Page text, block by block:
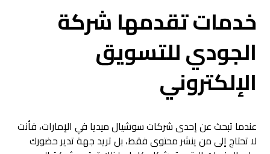
خدمات تقدمها شركة
الجودي للتسويق
الإلكتروني
عندما تبحث عن إحدى شركات سوشيال ميديا في الإمارات، فأنت
لا تحتاج إلى من ينشر محتوى فقط، بل تريد جهة تدير حضورك